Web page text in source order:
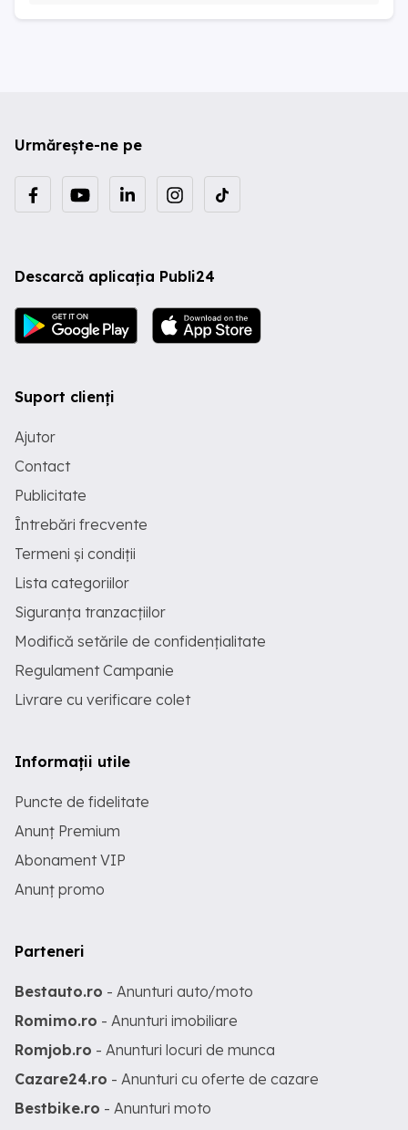
Urmărește-ne pe
Descarcă aplicația Publi24
Suport clienți
Ajutor
Contact
Publicitate
Întrebări frecvente
Termeni și condiții
Lista categoriilor
Siguranța tranzacțiilor
Modifică setările de confidențialitate
Regulament Campanie
Livrare cu verificare colet
Informații utile
Puncte de fidelitate
Anunț Premium
Abonament VIP
Anunț promo
Parteneri
Bestauto.ro - Anunturi auto/moto
Romimo.ro - Anunturi imobiliare
Romjob.ro - Anunturi locuri de munca
Cazare24.ro - Anunturi cu oferte de cazare
Bestbike.ro - Anunturi moto